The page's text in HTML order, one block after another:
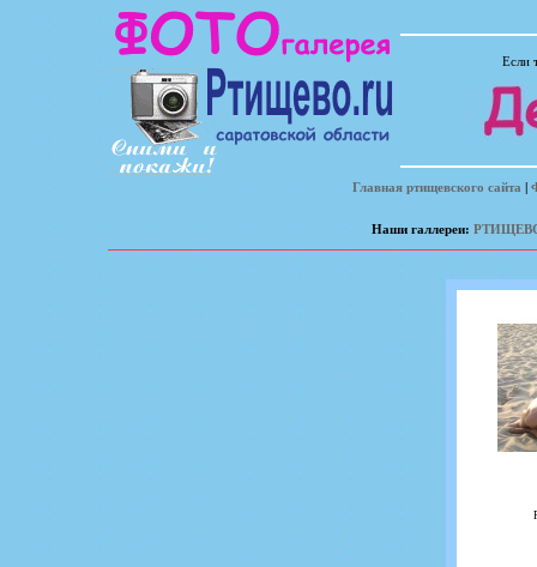
Если
Главная ртищевского сайта |
Наши галлереи: